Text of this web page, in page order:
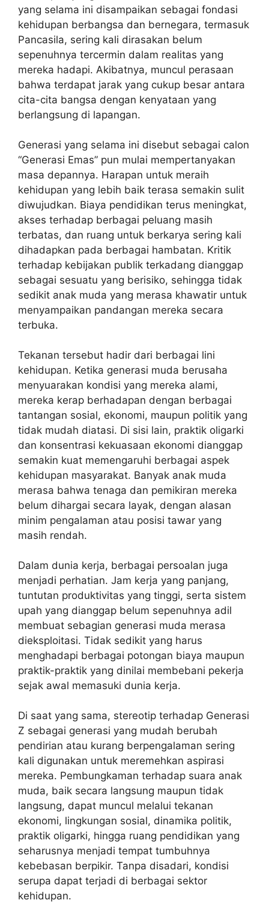
yang selama ini disampaikan sebagai fondasi
kehidupan berbangsa dan bernegara, termasuk
Pancasila, sering kali dirasakan belum
sepenuhnya tercermin dalam realitas yang
mereka hadapi. Akibatnya, muncul perasaan
bahwa terdapat jarak yang cukup besar antara
cita-cita bangsa dengan kenyataan yang
berlangsung di lapangan.
‎Generasi yang selama ini disebut sebagai calon
“Generasi Emas” pun mulai mempertanyakan
masa depannya. Harapan untuk meraih
kehidupan yang lebih baik terasa semakin sulit
diwujudkan. Biaya pendidikan terus meningkat,
akses terhadap berbagai peluang masih
terbatas, dan ruang untuk berkarya sering kali
dihadapkan pada berbagai hambatan. Kritik
terhadap kebijakan publik terkadang dianggap
sebagai sesuatu yang berisiko, sehingga tidak
sedikit anak muda yang merasa khawatir untuk
menyampaikan pandangan mereka secara
terbuka.
‎Tekanan tersebut hadir dari berbagai lini
kehidupan. Ketika generasi muda berusaha
menyuarakan kondisi yang mereka alami,
mereka kerap berhadapan dengan berbagai
tantangan sosial, ekonomi, maupun politik yang
tidak mudah diatasi. Di sisi lain, praktik oligarki
dan konsentrasi kekuasaan ekonomi dianggap
semakin kuat memengaruhi berbagai aspek
kehidupan masyarakat. Banyak anak muda
merasa bahwa tenaga dan pemikiran mereka
belum dihargai secara layak, dengan alasan
minim pengalaman atau posisi tawar yang
masih rendah.
‎Dalam dunia kerja, berbagai persoalan juga
menjadi perhatian. Jam kerja yang panjang,
tuntutan produktivitas yang tinggi, serta sistem
upah yang dianggap belum sepenuhnya adil
membuat sebagian generasi muda merasa
dieksploitasi. Tidak sedikit yang harus
menghadapi berbagai potongan biaya maupun
praktik-praktik yang dinilai membebani pekerja
sejak awal memasuki dunia kerja.
‎Di saat yang sama, stereotip terhadap Generasi
Z sebagai generasi yang mudah berubah
pendirian atau kurang berpengalaman sering
kali digunakan untuk meremehkan aspirasi
mereka. Pembungkaman terhadap suara anak
muda, baik secara langsung maupun tidak
langsung, dapat muncul melalui tekanan
ekonomi, lingkungan sosial, dinamika politik,
praktik oligarki, hingga ruang pendidikan yang
seharusnya menjadi tempat tumbuhnya
kebebasan berpikir. Tanpa disadari, kondisi
serupa dapat terjadi di berbagai sektor
kehidupan.